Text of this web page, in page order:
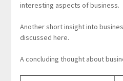
interesting aspects of business.
Another short insight into
discussed here.
A concluding thought about